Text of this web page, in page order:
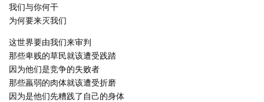
我们与你何干
为何要来灭我们
这世界要由我们来审判
那些卑贱的草民就该遭受践踏
因为他们是竞争的失败者
那些羸弱的肉体就该遭受折磨
因为是他们先糟践了自己的身体